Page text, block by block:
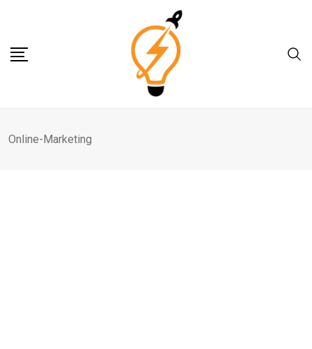
content
Online-Marketing